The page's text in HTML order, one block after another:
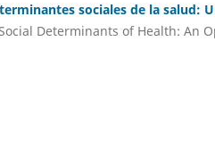
sociales de la salud:
Determinants of Health: An